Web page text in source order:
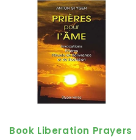
Book Liberation Prayers